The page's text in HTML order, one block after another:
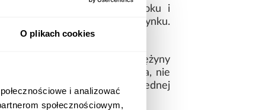
O plikach cookies
i analizować
społecznościowym,
która dodaje meblowi uroku i
komfort podczas wypoczynku.
ciała i komfortowy sen. Sprężyny
służył przez długie lata, nie
warunki do snu dla jednej